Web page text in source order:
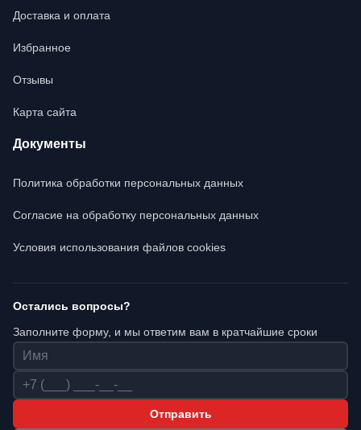
Доставка и оплата
Избранное
Отзывы
Карта сайта
Документы
Политика обработки персональных данных
Согласие на обработку персональных данных
Условия использования файлов cookies
Остались вопросы?
Заполните форму, и мы ответим вам в кратчайшие сроки
Имя
Телефон
Отправить